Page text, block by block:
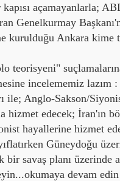
kapısı açamayanlarla;
Genelkurmay
kurulduğu Ankara kime
teorisyeni"
incelememiz lazım :
ile; Anglo-Sakson/
hizmet edecek; İran'ın
hayallerine hizmet
Güneydoğu
bir savaş planı üzerinde
devam